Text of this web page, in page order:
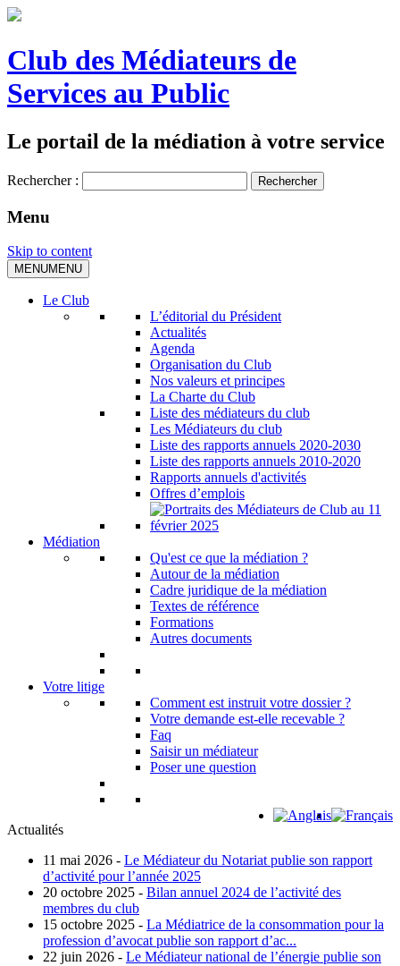
Club des Médiateurs de
Services au Public
Le portail de la médiation à votre service
Rechercher :
Menu
Skip to content
MENUMENU
Le Club
L’éditorial du Président
Actualités
Agenda
Organisation du Club
Nos valeurs et principes
La Charte du Club
Liste des médiateurs du club
Les Médiateurs du club
Liste des rapports annuels 2020-2030
Liste des rapports annuels 2010-2020
Rapports annuels d'activités
Offres d’emplois
Médiation
Qu'est ce que la médiation ?
Autour de la médiation
Cadre juridique de la médiation
Textes de référence
Formations
Autres documents
Votre litige
Comment est instruit votre dossier ?
Votre demande est-elle recevable ?
Faq
Saisir un médiateur
Poser une question
Actualités
11 mai 2026 - Le Médiateur du Notariat publie son rapport
d’activité pour l’année 2025
20 octobre 2025 - Bilan annuel 2024 de l’activité des
membres du club
15 octobre 2025 - La Médiatrice de la consommation pour la
profession d’avocat publie son rapport d’ac...
22 juin 2026 - Le Médiateur national de l’énergie publie son